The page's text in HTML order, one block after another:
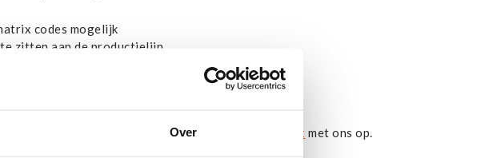
Over
codes mogelijk
zitten aan de productielijn
en flexibele mobiele inkjetprinter, naam dan contact met ons op.
over.